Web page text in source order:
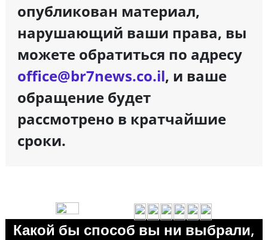
опубликован материал,
нарушающий ваши права, вы
можете обратиться по адресу
office@br7news.co.il, и ваше
обращение будет
рассмотрено в кратчайшие
сроки.
Какой бы способ вы ни выбрали,